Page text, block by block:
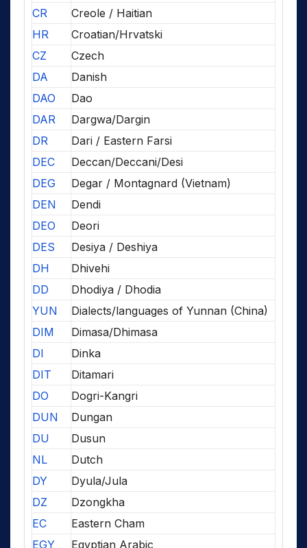
CR
Creole / Haitian
HR
Croatian/Hrvatski
CZ
Czech
DA
Danish
DAO
Dao
DAR
Dargwa/Dargin
DR
Dari / Eastern Farsi
DEC
Deccan/Deccani/Desi
DEG
Degar / Montagnard (Vietnam)
DEN
Dendi
DEO
Deori
DES
Desiya / Deshiya
DH
Dhivehi
DD
Dhodiya / Dhodia
YUN
Dialects/languages of Yunnan (China)
DIM
Dimasa/Dhimasa
DI
Dinka
DIT
Ditamari
DO
Dogri-Kangri
DUN
Dungan
DU
Dusun
NL
Dutch
DY
Dyula/Jula
DZ
Dzongkha
EC
Eastern Cham
EGY
Egyptian Arabic